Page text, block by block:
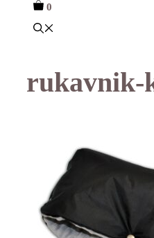
0
rukavnik-